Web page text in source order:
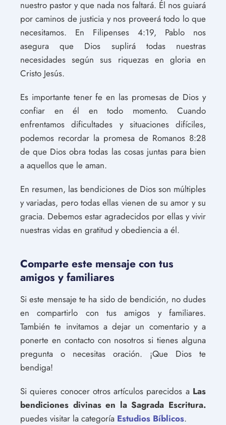
nuestro pastor y que nada nos faltará. Él nos guiará
por caminos de justicia y nos proveerá todo lo que
necesitamos. En Filipenses 4:19, Pablo nos
asegura que Dios suplirá todas nuestras
necesidades según sus riquezas en gloria en
Cristo Jesús.
Es importante tener fe en las promesas de Dios y
confiar en él en todo momento. Cuando
enfrentamos dificultades y situaciones difíciles,
podemos recordar la promesa de Romanos 8:28
de que Dios obra todas las cosas juntas para bien
a aquellos que le aman.
En resumen, las bendiciones de Dios son múltiples
y variadas, pero todas ellas vienen de su amor y su
gracia. Debemos estar agradecidos por ellas y vivir
nuestras vidas en gratitud y obediencia a él.
Comparte este mensaje con tus
amigos y familiares
Si este mensaje te ha sido de bendición, no dudes
en compartirlo con tus amigos y familiares.
También te invitamos a dejar un comentario y a
ponerte en contacto con nosotros si tienes alguna
pregunta o necesitas oración. ¡Que Dios te
bendiga!
Si quieres conocer otros artículos parecidos a Las
bendiciones divinas en la Sagrada Escritura.
puedes visitar la categoría Estudios Bíblicos.